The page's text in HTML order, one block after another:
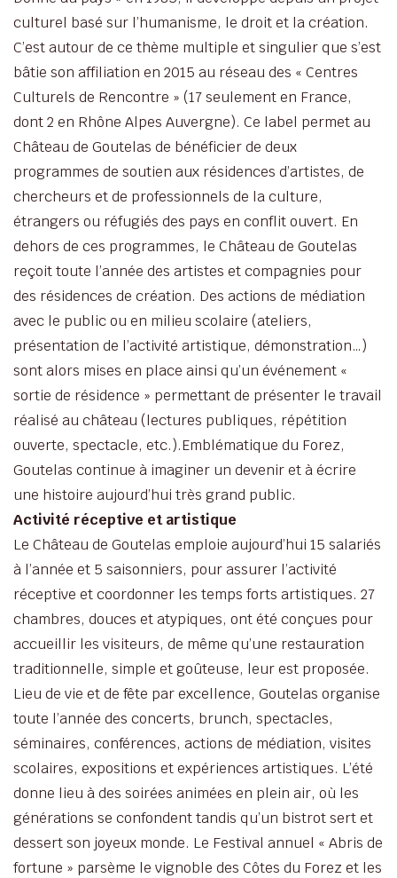
culturel basé sur l’humanisme, le droit et la création.
C’est autour de ce thème multiple et singulier que s’est
bâtie son affiliation en 2015 au réseau des « Centres
Culturels de Rencontre » (17 seulement en France,
dont 2 en Rhône Alpes Auvergne). Ce label permet au
Château de Goutelas de bénéficier de deux
programmes de soutien aux résidences d’artistes, de
chercheurs et de professionnels de la culture,
étrangers ou réfugiés des pays en conflit ouvert. En
dehors de ces programmes, le Château de Goutelas
reçoit toute l’année des artistes et compagnies pour
des résidences de création. Des actions de médiation
avec le public ou en milieu scolaire (ateliers,
présentation de l’activité artistique, démonstration…)
sont alors mises en place ainsi qu’un événement «
sortie de résidence » permettant de présenter le travail
réalisé au château (lectures publiques, répétition
ouverte, spectacle, etc.).Emblématique du Forez,
Goutelas continue à imaginer un devenir et à écrire
une histoire aujourd’hui très grand public.
Activité réceptive et artistique
Le Château de Goutelas emploie aujourd’hui 15 salariés
à l’année et 5 saisonniers, pour assurer l’activité
réceptive et coordonner les temps forts artistiques. 27
chambres, douces et atypiques, ont été conçues pour
accueillir les visiteurs, de même qu’une restauration
traditionnelle, simple et goûteuse, leur est proposée.
Lieu de vie et de fête par excellence, Goutelas organise
toute l’année des concerts, brunch, spectacles,
séminaires, conférences, actions de médiation, visites
scolaires, expositions et expériences artistiques. L’été
donne lieu à des soirées animées en plein air, où les
générations se confondent tandis qu’un bistrot sert et
dessert son joyeux monde. Le Festival annuel « Abris de
fortune » parsème le vignoble des Côtes du Forez et les